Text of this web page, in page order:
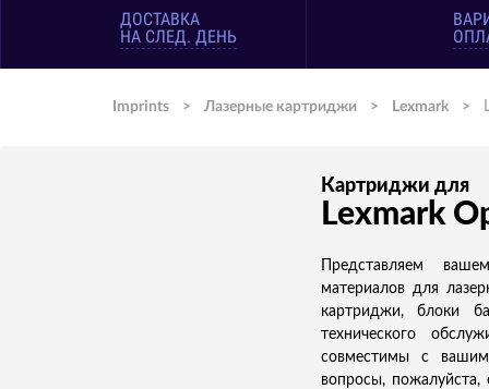
ДОСТАВКА
НА СЛЕД. ДЕНЬ
Imprints > Лазерные картриджи > Lexmark >
Картриджи для
Lexmark
Представляем
материалов для
картриджи, блоки
технического
совместимы с
вопросы,